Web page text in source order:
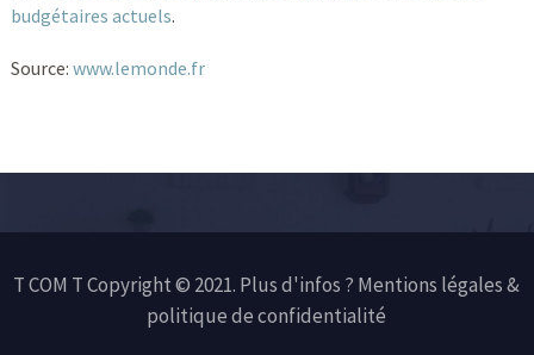
budgétaires actuels.
Source: www.lemonde.fr
T COM T Copyright © 2021. Plus d'infos ? Mentions légales &
politique de confidentialité